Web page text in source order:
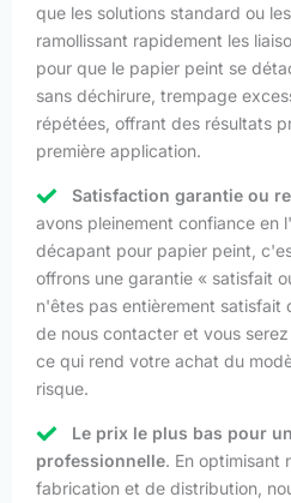
que les solutions standard ou
ramollissant rapidement les
pour que le papier peint se
sans déchirure, trempage
répétées, offrant des résultats
première application.
Satisfaction garantie ou
avons pleinement confiance en
décapant pour papier peint,
offrons une garantie « satisfait
n'êtes pas entièrement satisfait
de nous contacter et vous
ce qui rend votre achat du
risque.
Le prix le plus bas pour
professionnelle. En optimisant
fabrication et de distribution,